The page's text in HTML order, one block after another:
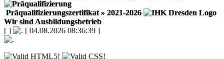
Präqualifizierungszertifikat» 2021-2026
Wir sind Ausbildungsbetrieb
[ ] [ 04.08.2026 08:36:39 ]